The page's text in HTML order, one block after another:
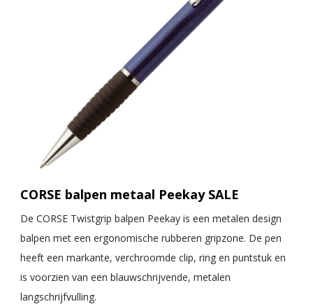
CORSE balpen metaal Peekay SALE
De CORSE Twistgrip balpen Peekay is een metalen design
balpen met een ergonomische rubberen gripzone. De pen
heeft een markante, verchroomde clip, ring en puntstuk en
is voorzien van een blauwschrijvende, metalen
langschrijfvulling.